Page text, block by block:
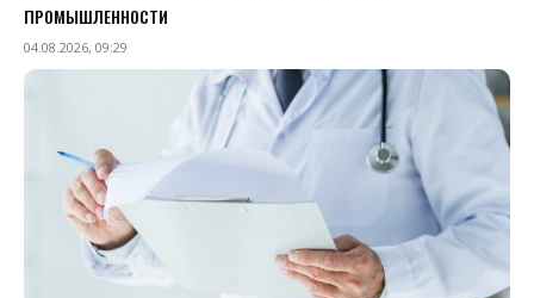
ПРОМЫШЛЕННОСТИ
04.08.2026, 09:29